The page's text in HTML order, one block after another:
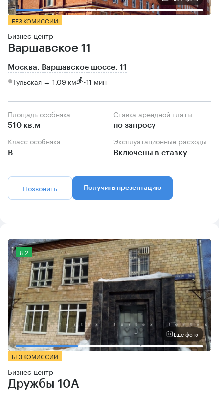
БЕЗ КОМИССИИ
Бизнес-центр
Варшавское 11
Москва, Варшавское шоссе, 11
Тульская → 1.09 км ~11 мин
Площадь особняка
510 кв.м
Ставка арендной платы
по запросу
Класс особняка
B
Эксплуатационные расходы
Включены в ставку
Позвонить Получить презентацию
8.2
Еще фото
БЕЗ КОМИССИИ
Бизнес-центр
Дружбы 10А